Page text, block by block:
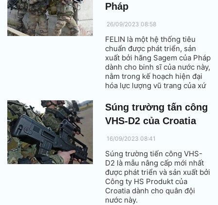
Pháp
26/09/2023 08:58
FELIN là một hệ thống tiêu
chuẩn được phát triển, sản
xuất bởi hãng Sagem của Pháp
dành cho binh sĩ của nước này,
nằm trong kế hoạch hiện đại
hóa lực lượng vũ trang của xứ
Súng trường tấn công
VHS-D2 của Croatia
16/09/2023 08:41
Súng trường tiến công VHS-
D2 là mẫu nâng cấp mới nhất
được phát triển và sản xuất bởi
Công ty HS Produkt của
Croatia dành cho quân đội
nước này.